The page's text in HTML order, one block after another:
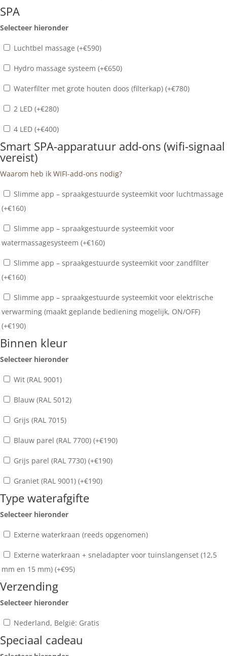
SPA
Selecteer hieronder
Luchtbel massage (+€590)
Hydro massage systeem (+€650)
Waterfilter met grote houten doos (filterkap) (+€780)
2 LED (+€280)
4 LED (+€400)
Smart SPA-apparatuur add-ons (wifi-signaal
vereist)
Waarom heb ik WIFI-add-ons nodig?
Slimme app – spraakgestuurde systeemkit voor luchtmassage
(+€160)
Slimme app – spraakgestuurde systeemkit voor
watermassagesysteem (+€160)
Slimme app – spraakgestuurde systeemkit voor zandfilter
(+€160)
Slimme app – spraakgestuurde systeemkit voor elektrische
verwarming (maakt geplande bediening mogelijk, ON/OFF)
(+€190)
Binnen kleur
Selecteer hieronder
Wit (RAL 9001)
Blauw (RAL 5012)
Grijs (RAL 7015)
Blauw parel (RAL 7700) (+€190)
Grijs parel (RAL 7730) (+€190)
Graniet (RAL 9001) (+€190)
Type waterafgifte
Selecteer hieronder
Externe waterkraan (reeds opgenomen)
Externe waterkraan + sneladapter voor tuinslangenset (12,5
mm en 15 mm) (+€95)
Verzending
Selecteer hieronder
Nederland, België: Gratis
Speciaal cadeau